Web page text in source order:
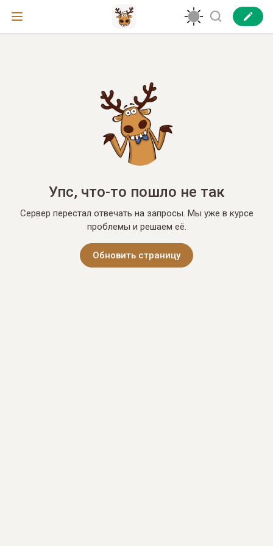
Упс, что-то пошло не так
Сервер перестал отвечать на запросы. Мы уже в курсе
проблемы и решаем её.
Обновить страницу